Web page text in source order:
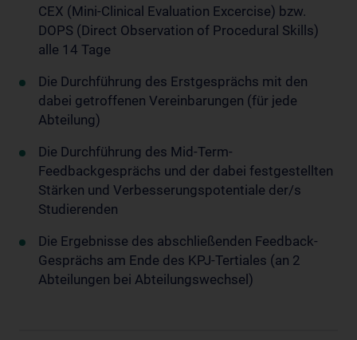
CEX (Mini-Clinical Evaluation Excercise) bzw.
DOPS (Direct Observation of Procedural Skills)
alle 14 Tage
Die Durchführung des Erstgesprächs mit den
dabei getroffenen Vereinbarungen (für jede
Abteilung)
Die Durchführung des Mid-Term-
Feedbackgesprächs und der dabei festgestellten
Stärken und Verbesserungspotentiale der/s
Studierenden
Die Ergebnisse des abschließenden Feedback-
Gesprächs am Ende des KPJ-Tertiales (an 2
Abteilungen bei Abteilungswechsel)